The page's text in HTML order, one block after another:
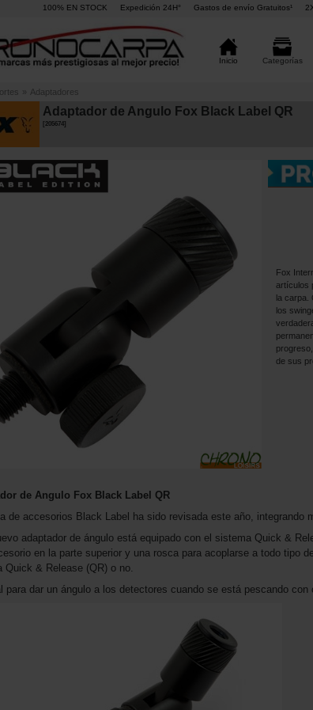
100% EN STOCK Expedición 24H° Gastos de envío Gratuitos¹
Inicio Categorías
» Adaptadores
Adaptador de Angulo Fox Black Label QR
205674 ]
Fox
artículos
la carpa.
los
de sus
de Angulo Fox Black Label QR
de accesorios Black Label ha sido revisada este año, integrando
adaptador de ángulo está equipado con el sistema Quick &
en la parte superior y una rosca para acoplarse a todo tipo
Quick & Release (QR) o no.
para dar un ángulo a los detectores cuando se está pescando